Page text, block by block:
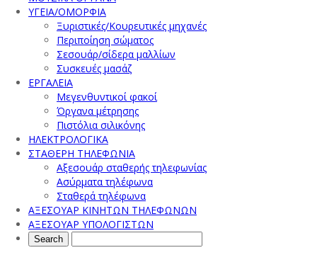
ΥΓΕΙΑ/ΟΜΟΡΦΙΑ
Ξυριστικές/Κουρευτικές μηχανές
Περιποίηση σώματος
Σεσουάρ/σίδερα μαλλίων
Συσκευές μασάζ
ΕΡΓΑΛΕΙΑ
Μεγενθυντικοί φακοί
Όργανα μέτρησης
Πιστόλια σιλικόνης
ΗΛΕΚΤΡΟΛΟΓΙΚΑ
ΣΤΑΘΕΡΗ ΤΗΛΕΦΩΝΙΑ
Αξεσουάρ σταθερής τηλεφωνίας
Ασύρματα τηλέφωνα
Σταθερά τηλέφωνα
ΑΞΕΣΟΥΑΡ ΚΙΝΗΤΩΝ ΤΗΛΕΦΩΝΩΝ
ΑΞΕΣΟΥΑΡ ΥΠΟΛΟΓΙΣΤΩΝ